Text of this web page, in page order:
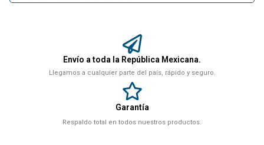
Envío a toda la República Mexicana.
Llegamos a cualquier parte del país, rápido y seguro.
Garantía
Respaldo total en todos nuestros productos.